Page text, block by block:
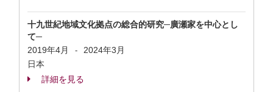
十九世紀地域文化拠点の総合的研究─廣瀬家を中心とし
て─
2019年4月
-
2024年3月
日本
詳細を見る